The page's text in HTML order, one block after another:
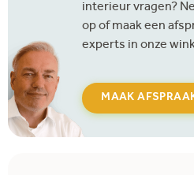
interieur vragen?
op of maak een
experts in onze
MAAK